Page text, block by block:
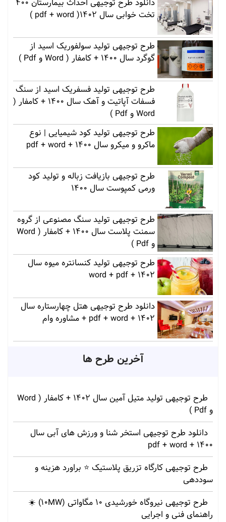
دانلود طرح توجیهی احداث بیمارستان 400
تخت خوابی سال 1402( pdf + word )
طرح توجیهی تولید سولفوریک اسید از
گوگرد سال 1400 + کامفار ( Word و Pdf )
طرح توجیهی تولید فسفریک اسید از سنگ
فسفات آپاتیت و آهک سال 1400 + کامفار (
Word و Pdf )
طرح توجیهی تولید کود شیمیایی | نوع
ماکرو و میکرو سال 1400 + pdf + word
طرح توجیهی بازیافت زباله و تولید کود
ورمی کمپوست سال 1400
طرح توجیهی تولید سنگ مصنوعی از گروه
سمنت پلاست سال 1400 + کامفار ( Word
و Pdf )
طرح توجیهی تولید کنسانتره میوه سال
1402 + word + pdf
دانلود طرح توجیهی هتل چهارستاره سال
1402 + pdf + word + مشاوره وام
آخرین طرح ها
طرح توجیهی تولید متیل آمین سال 1402 + کامفار ( Word
و Pdf )
دانلود طرح توجیهی استخر شنا و ورزش های آبی سال
1400 + pdf + word
طرح توجیهی کارگاه تزریق پلاستیک ⭐ براورد هزینه و
سوددهی
طرح توجیهی نیروگاه خورشیدی 10 مگاواتی (10MW) ☀️
راهنمای فنی و اجرایی